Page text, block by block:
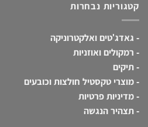
קטגוריות נבחרות
- גאדג'טים ואלקטרוניקה
- רמקולים ואוזניות
- תיקים
- מוצרי טקסטיל חולצות וכובעים
- מדיניות פרטיות
- תצהיר הנגשה